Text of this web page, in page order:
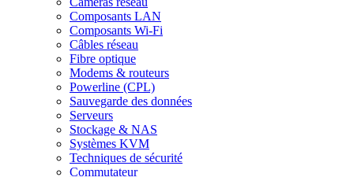
Composants LAN
Composants Wi-Fi
Câbles réseau
Fibre optique
Modems & routeurs
Powerline (CPL)
Sauvegarde des données
Serveurs
Stockage & NAS
Systèmes KVM
Techniques de sécurité
Commutateur